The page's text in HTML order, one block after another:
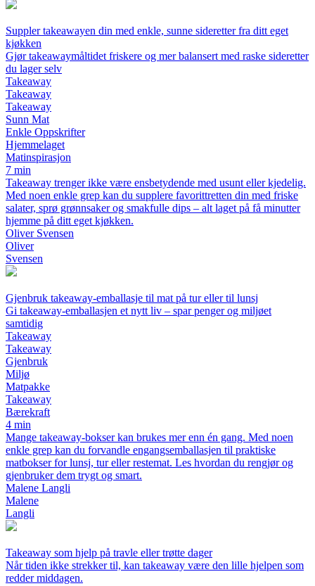
Suppler takeawayen din med enkle, sunne sideretter fra ditt eget
kjøkken
Gjør takeawaymåltidet friskere og mer balansert med raske sideretter
du lager selv
Takeaway
Takeaway
Takeaway
Sunn Mat
Enkle Oppskrifter
Hjemmelaget
Matinspirasjon
7 min
Takeaway trenger ikke være ensbetydende med usunt eller kjedelig.
Med noen enkle grep kan du supplere favorittretten din med friske
salater, sprø grønnsaker og smakfulle dips – alt laget på få minutter
hjemme på ditt eget kjøkken.
Oliver Svensen
Oliver
Svensen
Gjenbruk takeaway-emballasje til mat på tur eller til lunsj
Gi takeaway-emballasjen et nytt liv – spar penger og miljøet
samtidig
Takeaway
Takeaway
Gjenbruk
Miljø
Matpakke
Takeaway
Bærekraft
4 min
Mange takeaway-bokser kan brukes mer enn én gang. Med noen
enkle grep kan du forvandle engangsemballasjen til praktiske
matbokser for lunsj, tur eller restemat. Les hvordan du rengjør og
gjenbruker dem trygt og smart.
Malene Langli
Malene
Langli
Takeaway som hjelp på travle eller trøtte dager
Når tiden ikke strekker til, kan takeaway være den lille hjelpen som
redder middagen.